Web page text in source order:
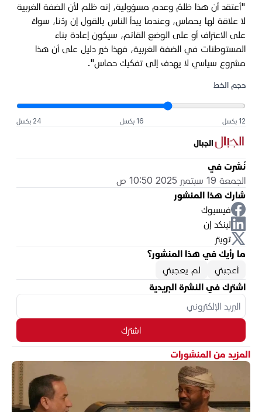
"أعتقد أن هذا ظلمٌ وعدم مسؤولية، إنه ظلم لأن الضفة الغربية
لا علاقة لها بحماس، وعندما يبدأ الناس بالقول إن ردّنا، سواءً
على الاعتراف أو على الوضع القائم، سيكون إعادة بناء
المستوطنات في الضفة الغربية، فهذا خير دليل على أن هذا
مشروع سياسي لا يهدف إلى تفكيك حماس".
حجم الخط
12 بكسل 16 بكسل 24 بكسل
الجبال
نُشرت في
الجمعة 19 سبتمبر 2025 10:50 ص
شارك هذا المنشور
فيسبوك
لينكد إن
تويتر
ما رأيك في هذا المنشور؟
أعجبني
لم يعجبني
اشترك في النشرة البريدية
اشترك
المزيد من المنشورات